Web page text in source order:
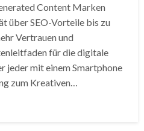
Content Marken
über SEO-Vorteile bis zu
Vertrauen und
für die digitale
jeder mit einem Smartphone
zum Kreativen…